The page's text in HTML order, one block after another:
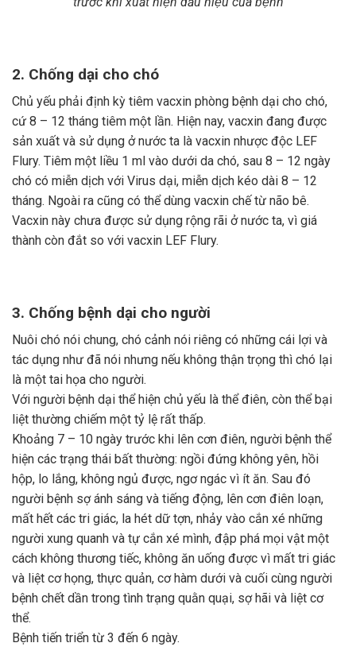
2. Chống dại cho chó
Chủ yếu phải định kỳ tiêm vacxin phòng bệnh dại cho chó,
cứ 8 – 12 tháng tiêm một lần. Hiện nay, vacxin đang được
sản xuất và sử dụng ở nước ta là vacxin nhược độc LEF
Flury. Tiêm một liều 1 ml vào dưới da chó, sau 8 – 12 ngày
chó có miễn dịch với Virus dại, miễn dịch kéo dài 8 – 12
tháng. Ngoài ra cũng có thể dùng vacxin chế từ não bê.
Vacxin này chưa được sử dụng rộng rãi ở nước ta, vì giá
thành còn đắt so với vacxin LEF Flury.
3. Chống bệnh dại cho người
Nuôi chó nói chung, chó cảnh nói riêng có những cái lợi và
tác dụng như đã nói nhưng nếu không thận trọng thì chó lại
là một tai họa cho người.
Với người bệnh dại thể hiện chủ yếu là thể điên, còn thể bại
liệt thường chiếm một tỷ lệ rất thấp.
Khoảng 7 – 10 ngày trước khi lên cơn điên, người bệnh thể
hiện các trạng thái bất thường: ngồi đứng không yên, hồi
hộp, lo lắng, không ngủ được, ngơ ngác vì ít ăn. Sau đó
người bệnh sợ ánh sáng và tiếng động, lên cơn điên loạn,
mất hết các tri giác, la hét dữ tợn, nhảy vào cắn xé những
người xung quanh và tự cắn xé mình, đập phá mọi vật một
cách không thương tiếc, không ăn uống được vì mất tri giác
và liệt cơ họng, thực quản, cơ hàm dưới và cuối cùng người
bệnh chết dần trong tình trạng quằn quại, sợ hãi và liệt cơ
thể.
Bệnh tiến triển từ 3 đến 6 ngày.